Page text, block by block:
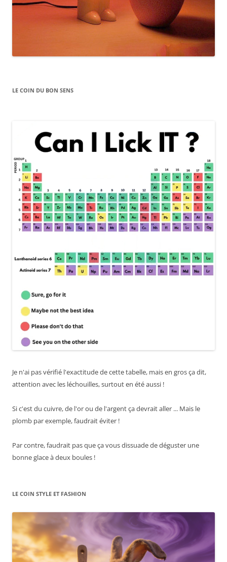
LE COIN DU BON SENS
Je n'ai pas vérifié l'exactitude de cette tabelle, mais en gros ça dit,
attention avec les léchouilles, surtout en été aussi !
Si c'est du cuivre, de l'or ou de l'argent ça devrait aller ... Mais le
plomb par exemple, faudrait éviter !
Par contre, faudrait pas que ça vous dissuade de déguster une
bonne glace à deux boules !
LE COIN STYLE ET FASHION